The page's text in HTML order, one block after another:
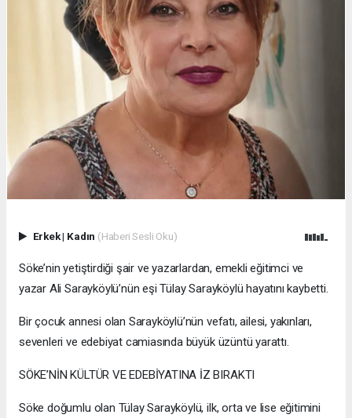
Erkek| Kadın (Haberi Sesli Oku)
Söke’nin yetiştirdiği şair ve yazarlardan, emekli eğitimci ve
yazar Ali Sarayköylü’nün eşi Tülay Sarayköylü hayatını kaybetti.
Bir çocuk annesi olan Sarayköylü’nün vefatı, ailesi, yakınları,
sevenleri ve edebiyat camiasında büyük üzüntü yarattı.
SÖKE’NİN KÜLTÜR VE EDEBİYATINA İZ BIRAKTI
Söke doğumlu olan Tülay Sarayköylü, ilk, orta ve lise eğitimini